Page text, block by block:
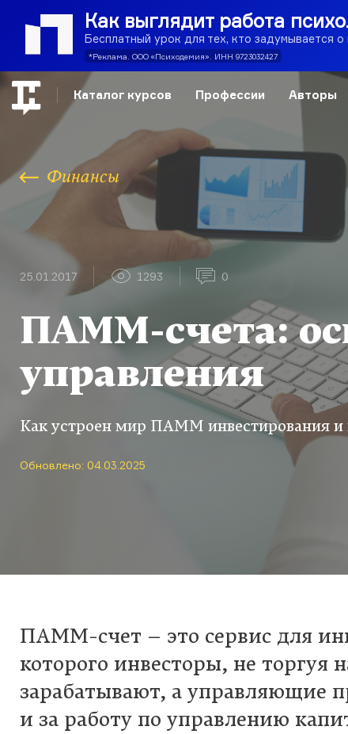
Как выглядит работа
Бесплатный урок для тех, кто задумывается
*Реклама. ООО «Психодемия». ИНН 9723032427
Каталог курсов Профессии Авторы
Финансы
25.01.2017 1293 0
ПАММ-счета:
управления
Как устроен мир ПАММ инвестирования и
Обновлено: 04.03.2025
ПАММ-счет – это сервис для
которого инвесторы, не торгуя
зарабатывают, а управляющие
и за работу по управлению